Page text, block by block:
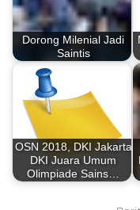
Dorong Milenial Jadi
Saintis
OSN 2018, DKI Jakarta
DKI Juara Umum
Olimpiade Sains…